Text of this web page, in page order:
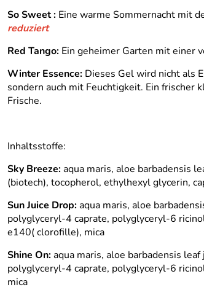
So Sweet : Eine warme Sommernacht mit
reduziert
Red Tango: Ein geheimer Garten mit einer
Winter Essence: Dieses Gel wird nicht als
sondern auch mit Feuchtigkeit. Ein
Frische.
Inhaltsstoffe:
Sky Breeze:aqua maris, aloe barbadensis
(biotech), tocopherol, ethylhexyl glycerin,
Sun Juice Drop:aqua maris, aloe
polyglyceryl-4 caprate, polyglyceryl-6
e140( clorofille), mica
Shine On:aqua maris, aloe barbadensis
polyglyceryl-4 caprate, polyglyceryl-6
mica